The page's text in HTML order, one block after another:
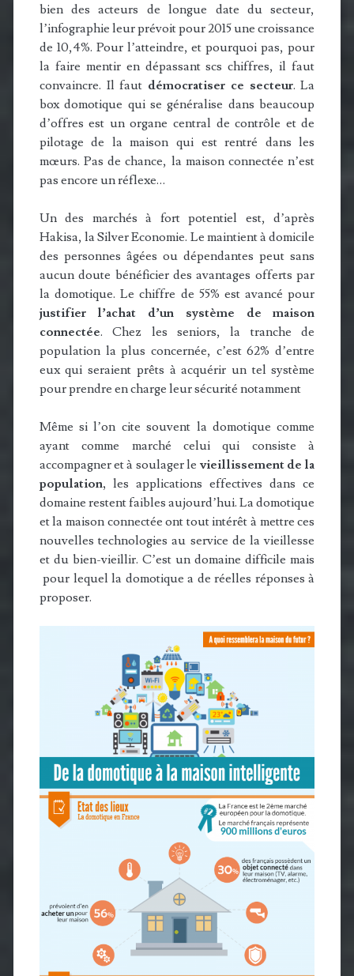
bien des acteurs de longue date du secteur,
l’infographie leur prévoit pour 2015 une croissance
de 10,4%. Pour l’atteindre, et pourquoi pas, pour
la faire mentir en dépassant scs chiffres, il faut
convaincre. Il faut démocratiser ce secteur. La
box domotique qui se généralise dans beaucoup
d’offres est un organe central de contrôle et de
pilotage de la maison qui est rentré dans les
mœurs. Pas de chance, la maison connectée n’est
pas encore un réflexe…
Un des marchés à fort potentiel est, d’après
Hakisa, la Silver Economie. Le maintient à domicile
des personnes âgées ou dépendantes peut sans
aucun doute bénéficier des avantages offerts par
la domotique. Le chiffre de 55% est avancé pour
justifier l’achat d’un système de maison
connectée. Chez les seniors, la tranche de
population la plus concernée, c’est 62% d’entre
eux qui seraient prêts à acquérir un tel système
pour prendre en charge leur sécurité notamment
Même si l’on cite souvent la domotique comme
ayant comme marché celui qui consiste à
accompagner et à soulager le vieillissement de la
population, les applications effectives dans ce
domaine restent faibles aujourd’hui. La domotique
et la maison connectée ont tout intérêt à mettre ces
nouvelles technologies au service de la vieillesse
et du bien-vieillir. C’est un domaine difficile mais
pour lequel la domotique a de réelles réponses à
proposer.